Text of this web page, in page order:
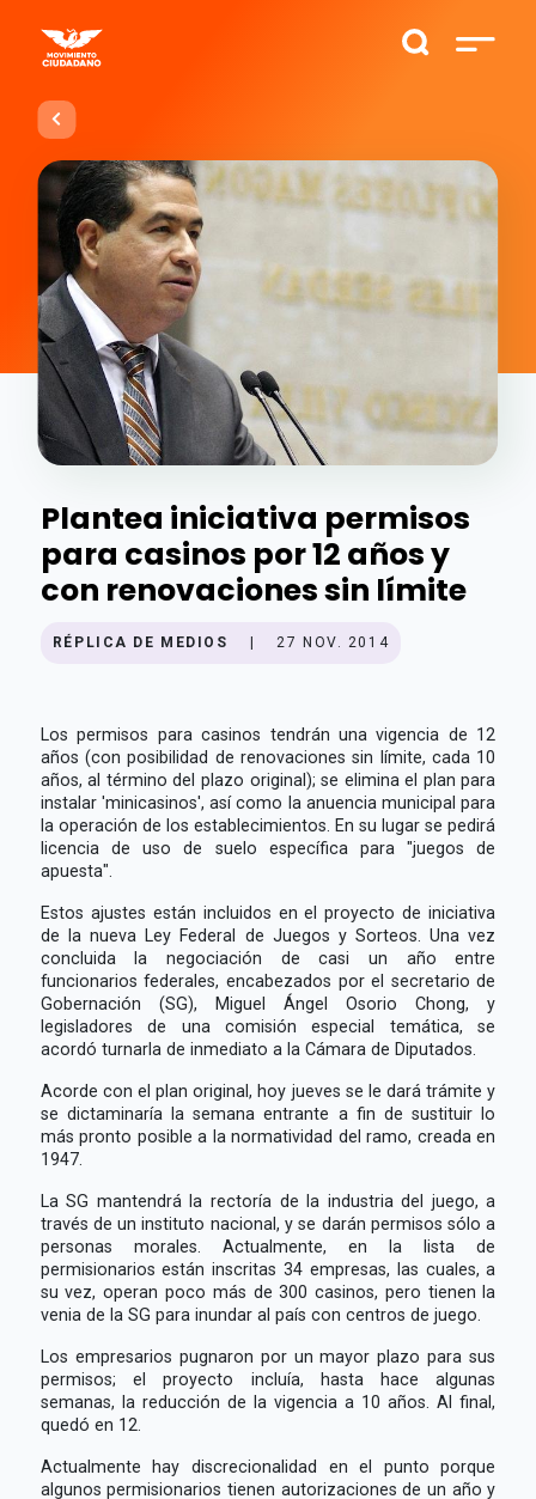
Plantea iniciativa permisos
para casinos por 12 años y
con renovaciones sin límite
RÉPLICA DE MEDIOS 27 NOV. 2014
Los permisos para casinos tendrán una vigencia de 12
años (con posibilidad de renovaciones sin límite, cada 10
años, al término del plazo original); se elimina el plan para
instalar 'minicasinos', así como la anuencia municipal para
la operación de los establecimientos. En su lugar se pedirá
licencia de uso de suelo específica para "juegos de
apuesta".
Estos ajustes están incluidos en el proyecto de iniciativa
de la nueva Ley Federal de Juegos y Sorteos. Una vez
concluida la negociación de casi un año entre
funcionarios federales, encabezados por el secretario de
Gobernación (SG), Miguel Ángel Osorio Chong, y
legisladores de una comisión especial temática, se
acordó turnarla de inmediato a la Cámara de Diputados.
Acorde con el plan original, hoy jueves se le dará trámite y
se dictaminaría la semana entrante a fin de sustituir lo
más pronto posible a la normatividad del ramo, creada en
1947.
La SG mantendrá la rectoría de la industria del juego, a
través de un instituto nacional, y se darán permisos sólo a
personas morales. Actualmente, en la lista de
permisionarios están inscritas 34 empresas, las cuales, a
su vez, operan poco más de 300 casinos, pero tienen la
venia de la SG para inundar al país con centros de juego.
Los empresarios pugnaron por un mayor plazo para sus
permisos; el proyecto incluía, hasta hace algunas
semanas, la reducción de la vigencia a 10 años. Al final,
quedó en 12.
Actualmente hay discrecionalidad en el punto porque
algunos permisionarios tienen autorizaciones de un año y